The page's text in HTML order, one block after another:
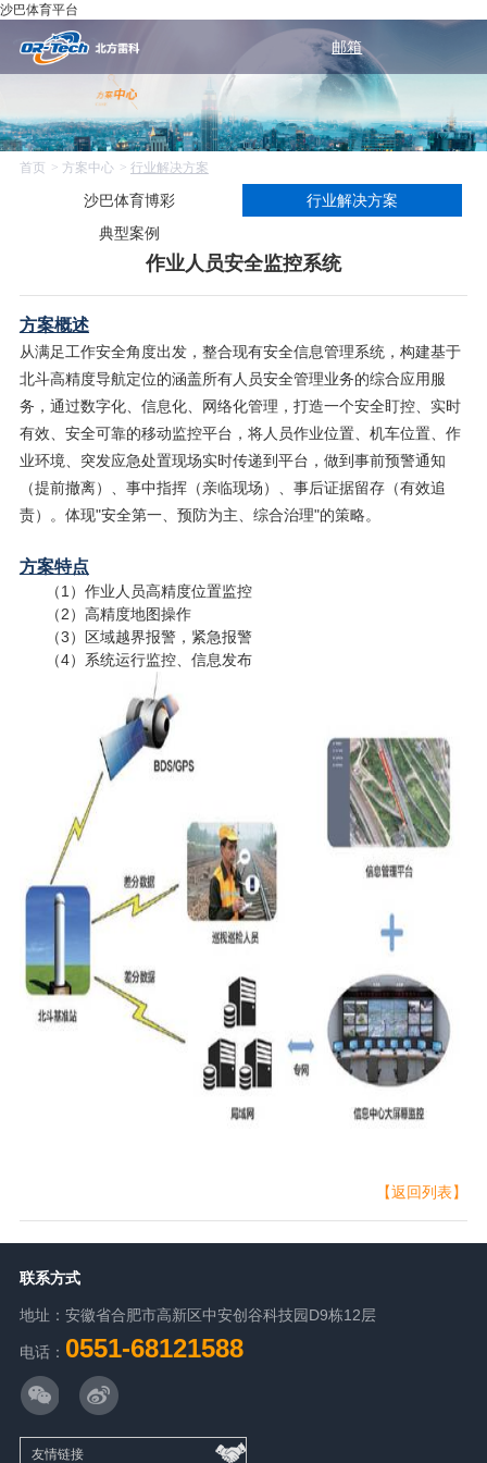
沙巴体育平台
邮箱
首页 方案中心 行业解决方案
沙巴体育博彩
行业解决方案
典型案例
作业人员安全监控系统
方案概述
从满足工作安全角度出发，整合现有安全信息管理系统，构建基于
北斗高精度导航定位的涵盖所有人员安全管理业务的综合应用服
务，通过数字化、信息化、网络化管理，打造一个安全盯控、实时
有效、安全可靠的移动监控平台，将人员作业位置、机车位置、作
业环境、突发应急处置现场实时传递到平台，做到事前预警通知
（提前撤离）、事中指挥（亲临现场）、事后证据留存（有效追
责）。体现"安全第一、预防为主、综合治理"的策略。
方案特点
（1）作业人员高精度位置监控
（2）高精度地图操作
（3）区域越界报警，紧急报警
（4）系统运行监控、信息发布
【返回列表】
联系方式
地址：安徽省合肥市高新区中安创谷科技园D9栋12层
电话： 0551-68121588